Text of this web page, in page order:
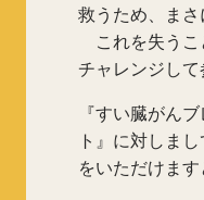
救うため、まさ
これを失うこ
チャレンジして
『すい臓がん
ト』に対しま
をいただけます